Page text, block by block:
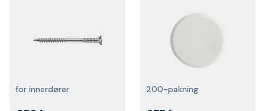
for innerdører 200-pakning